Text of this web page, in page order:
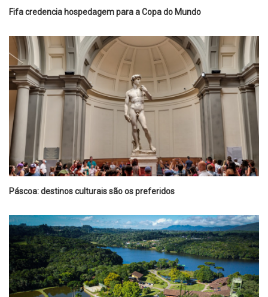
Fifa credencia hospedagem para a Copa do Mundo
Páscoa: destinos culturais são os preferidos